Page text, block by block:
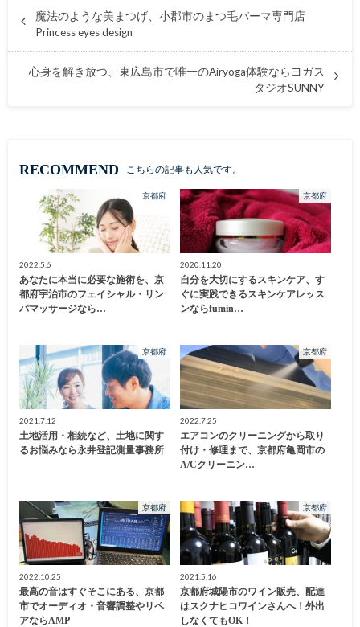
魔法のような美まつげ、小郡市のまつ毛パーマ専門店
Princess eyes design
心身を解き放つ、東広島市で唯一のAiryoga体験ならヨガス
タジオSUNNY
RECOMMEND こちらの記事も人気です。
京都府
2022.5.6
あなたに本当に必要な施術を、京
都府宇治市のフェイシャル・リン
パマッサージなら…
京都府
2020.11.20
自分を大切にするスキンケア、す
ぐに実践できるスキンケアレッス
ンならfumin…
京都府
2021.7.12
土地活用・相続など、土地に関す
るお悩みなら永井登記測量事務所
京都府
2022.7.25
エアコンのクリーニングから取り
付け・修理まで、京都府亀岡市の
A/Cクリーニン…
京都府
2022.10.25
最高の音はすぐそこにある、京都
市でオーディオ・音響調整やリペ
アならAMP
京都府
2021.5.16
京都府城陽市のワイン販売、配達
はスクナヒコワインさんへ！外出
しなくてもOK！